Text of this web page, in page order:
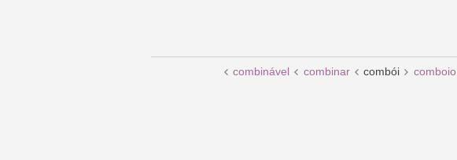
combinável combinar combói comboio